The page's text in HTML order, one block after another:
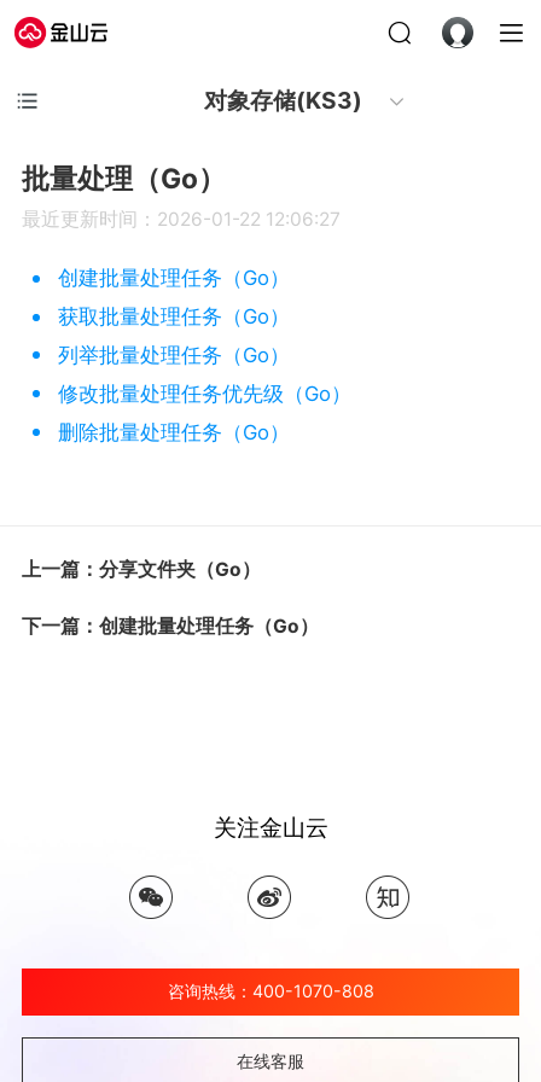
对象存储(KS3)
批量处理（Go）
最近更新时间：2026-01-22 12:06:27
创建批量处理任务（Go）
获取批量处理任务（Go）
列举批量处理任务（Go）
修改批量处理任务优先级（Go）
删除批量处理任务（Go）
上一篇：分享文件夹（Go）
下一篇：创建批量处理任务（Go）
关注金山云
咨询热线：400-1070-808
在线客服